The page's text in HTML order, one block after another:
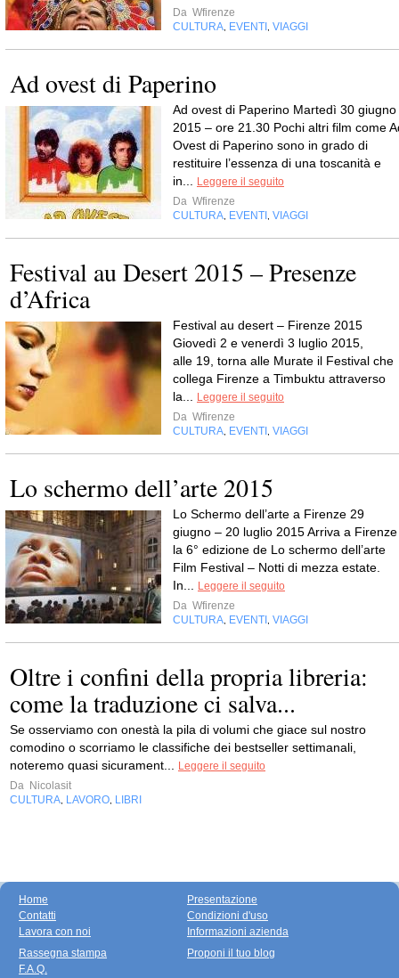
Da Wfirenze
CULTURA EVENTI VIAGGI
Ad ovest di Paperino
Ad ovest di Paperino Martedì 30 giugno
2015 – ore 21.30 Pochi altri film come
Ovest di Paperino sono in grado di
restituire l’essenza di una toscanità e
in...
Leggere il seguito
Da Wfirenze
CULTURA EVENTI VIAGGI
Festival au Desert 2015 – Presenze
d’Africa
Festival au desert – Firenze 2015
Giovedì 2 e venerdì 3 luglio 2015,
alle 19, torna alle Murate il Festival che
collega Firenze a Timbuktu attraverso
la...
Leggere il seguito
Da Wfirenze
CULTURA EVENTI VIAGGI
Lo schermo dell’arte 2015
Lo Schermo dell’arte a Firenze 29
giugno – 20 luglio 2015 Arriva a Firenze
la 6° edizione de Lo schermo dell’arte
Film Festival – Notti di mezza estate.
In...
Leggere il seguito
Da Wfirenze
CULTURA EVENTI VIAGGI
Oltre i confini della propria libreria:
come la traduzione ci salva...
Se osserviamo con onestà la pila di volumi che giace sul nostro
comodino o scorriamo le classifiche dei bestseller settimanali,
noteremo quasi sicurament...
Leggere il seguito
Da Nicolasit
CULTURA LAVORO LIBRI
Home
Contatti
Lavora con noi
Presentazione
Condizioni d'uso
Informazioni azienda
Rassegna stampa
F.A.Q.
Proponi il tuo blog